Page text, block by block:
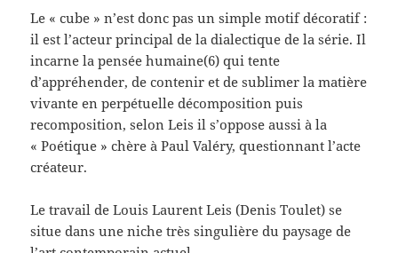
Le « cube » n’est donc pas un simple motif décoratif :
il est l’acteur principal de la dialectique de la série. Il
incarne la pensée humaine(6) qui tente
d’appréhender, de contenir et de sublimer la matière
vivante en perpétuelle décomposition puis
recomposition, selon Leis il s’oppose aussi à la
« Poétique » chère à Paul Valéry, questionnant l’acte
créateur.
Le travail de Louis Laurent Leis (Denis Toulet) se
situe dans une niche très singulière du paysage de